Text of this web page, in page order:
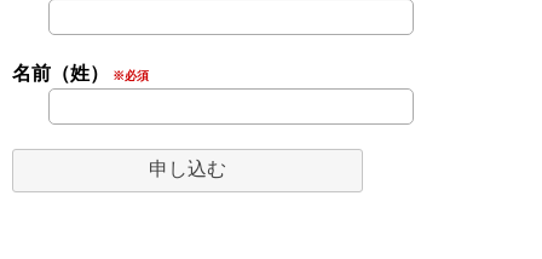
名前（姓） ※必須